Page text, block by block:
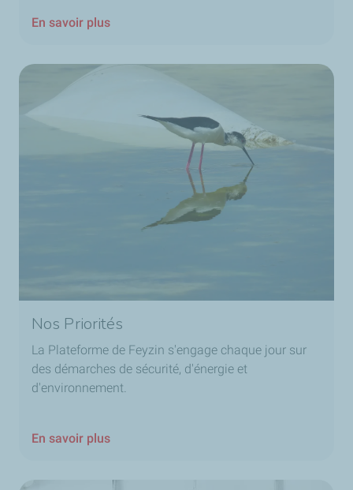
En savoir plus
Nos Priorités
La Plateforme de Feyzin s'engage chaque jour sur
des démarches de sécurité, d'énergie et
d'environnement.
En savoir plus